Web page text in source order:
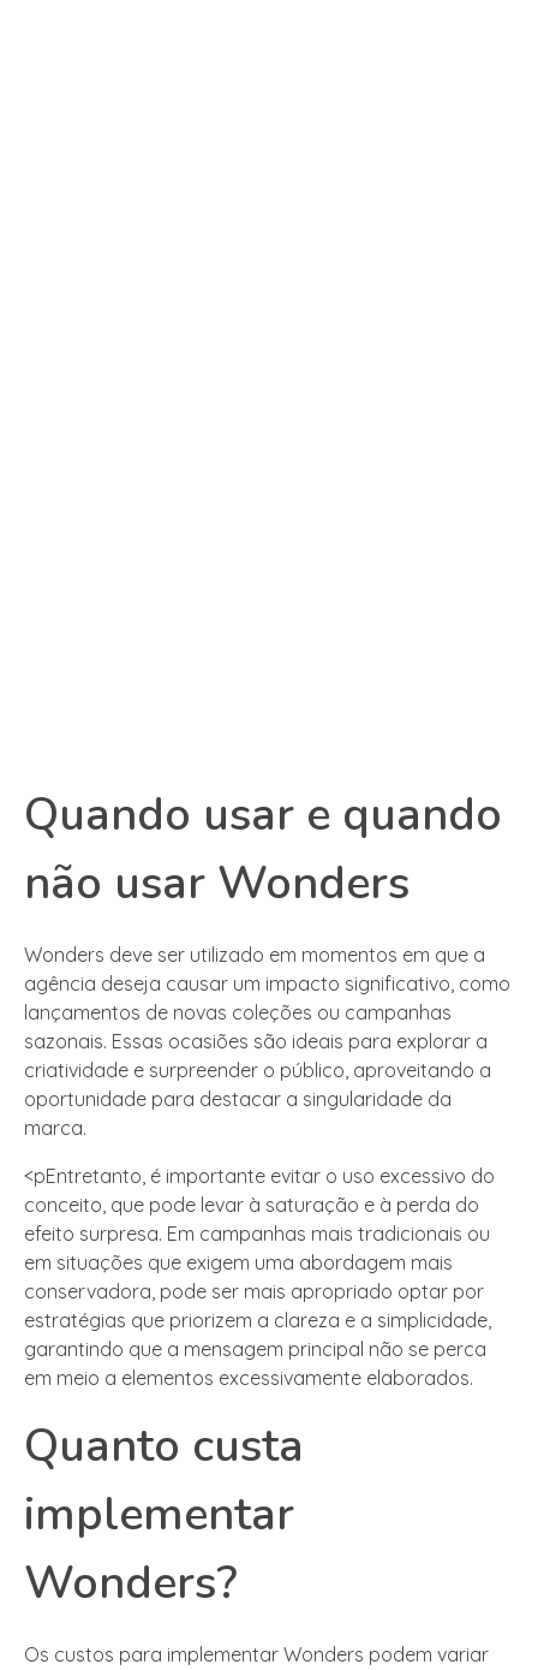
Quando usar e quando
não usar Wonders
Wonders deve ser utilizado em momentos em que a
agência deseja causar um impacto significativo, como
lançamentos de novas coleções ou campanhas
sazonais. Essas ocasiões são ideais para explorar a
criatividade e surpreender o público, aproveitando a
oportunidade para destacar a singularidade da
marca.
<pEntretanto, é importante evitar o uso excessivo do
conceito, que pode levar à saturação e à perda do
efeito surpresa. Em campanhas mais tradicionais ou
em situações que exigem uma abordagem mais
conservadora, pode ser mais apropriado optar por
estratégias que priorizem a clareza e a simplicidade,
garantindo que a mensagem principal não se perca
em meio a elementos excessivamente elaborados.
Quanto custa
implementar
Wonders?
Os custos para implementar Wonders podem variar